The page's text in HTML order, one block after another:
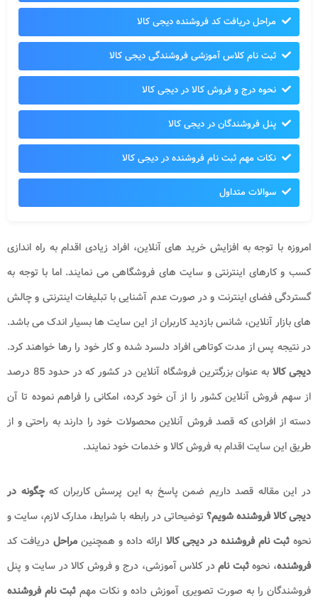
مراحل دریافت کد فروشنده دیجی کالا
ثبت نام کلاس آموزشی فروشندگی دیجی کالا
نحوه درج و فروش کالا در دیجی کالا
پنل فروشندگان در دیجی کالا
نکات مهم ثبت نام فروشنده در دیجی کالا
سوالات متداول
امروزه با توجه به افزایش خرید های آنلاین، افراد زیادی اقدام به راه اندازی
کسب و کارهای اینترنتی و سایت های فروشگاهی می نمایند. اما با توجه به
گستردگی فضای اینترنت و در صورت عدم آشنایی با تبلیغات اینترنتی و چالش
های بازار آنلاین، شانس بازدید کاربران از این سایت ها بسیار اندک می باشد.
در نتیجه پس از مدت کوتاهی افراد دلسرد شده و کار خود را رها خواهند کرد.
دیجی کالا
به عنوان بزرگترین فروشگاه آنلاین در کشور که در حدود 85 درصد
از سهم فروش آنلاین کشور را از آن خود کرده، امکانی را فراهم نموده تا آن
دسته از افرادی که قصد فروش آنلاین محصولات خود را دارند به راحتی و از
طریق این سایت اقدام به فروش کالا و خدمات خود نمایند.
در این مقاله قصد داریم ضمن پاسخ به این پرسش کاربران کهچگونه در
دیجی کالا فروشنده شویم؟ توضیحاتی در رابطه با شرایط، مدارک لازم، سایت و
نحوهثبت نام فروشنده در دیجی کالا ارائه داده و همچنین مراحلدریافت کد
فروشنده، نحوهثبت نامدر کلاس آموزشی، درج و فروش کالا در سایت و پنل
فروشندگان را به صورت تصویری آموزش داده و نکات مهم ثبت نام فروشنده